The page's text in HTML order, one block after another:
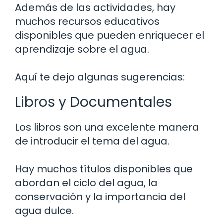
Además de las actividades, hay
muchos recursos educativos
disponibles que pueden enriquecer el
aprendizaje sobre el agua.
Aquí te dejo algunas sugerencias:
Libros y Documentales
Los libros son una excelente manera
de introducir el tema del agua.
Hay muchos títulos disponibles que
abordan el ciclo del agua, la
conservación y la importancia del
agua dulce.